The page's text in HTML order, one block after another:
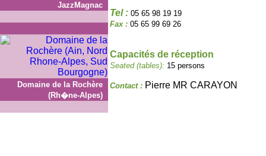
JazzMagnac
Domaine de la Rochère
(Rh�ne-Alpes)
Tel : 05 65 98 19 19
Fax : 05 65 99 69 26
Capacités de réception
Seated (tables): 15 persons
Contact : Pierre MR CARAYON